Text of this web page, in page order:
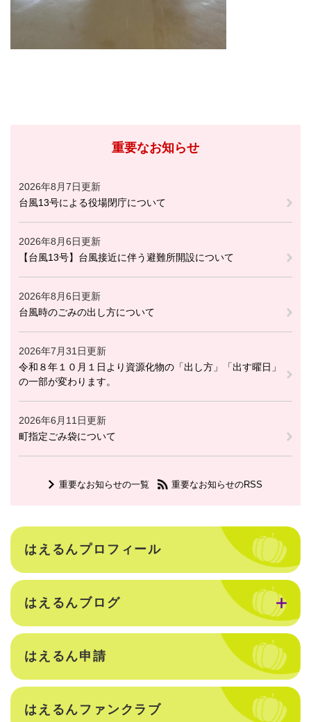
重要なお知らせ
2026年8月7日更新
台風13号による役場閉庁について
2026年8月6日更新
【台風13号】台風接近に伴う避難所開設について
2026年8月6日更新
台風時のごみの出し方について
2026年7月31日更新
令和８年１０月１日より資源化物の「出し方」「出す曜日」
の一部が変わります。
2026年6月11日更新
町指定ごみ袋について
重要なお知らせの一覧 重要なお知らせのRSS
はえるんプロフィール
はえるんブログ
はえるん申請
はえるんファンクラブ